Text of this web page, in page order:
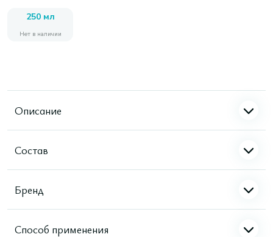
250 мл
Нет в наличии
Описание
Состав
Бренд
Способ применения